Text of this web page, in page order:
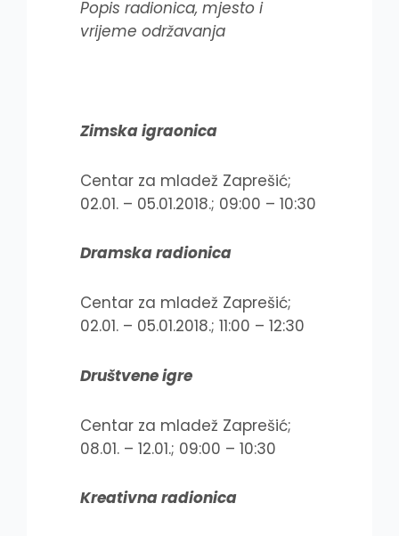
Popis radionica, mjesto i
vrijeme održavanja
Zimska igraonica
Centar za mladež Zaprešić;
02.01. – 05.01.2018.; 09:00 – 10:30
Dramska radionica
Centar za mladež Zaprešić;
02.01. – 05.01.2018.; 11:00 – 12:30
Društvene igre
Centar za mladež Zaprešić;
08.01. – 12.01.; 09:00 – 10:30
Kreativna radionica